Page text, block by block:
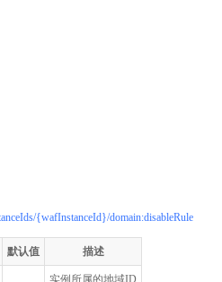
{wafInstanceId}/domain:disableRules
默认值 描述
实例所属的地域ID